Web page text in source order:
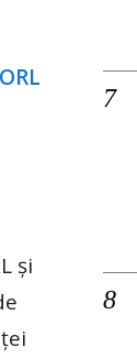
şi